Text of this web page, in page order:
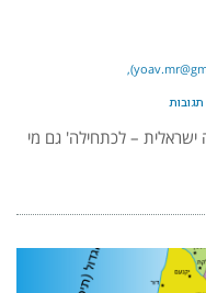
ישראלית – לכתחילה' גם מי